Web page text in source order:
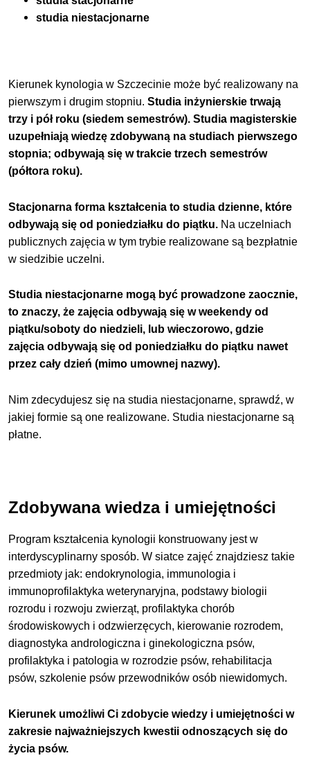
studia niestacjonarne
Kierunek kynologia w Szczecinie może być realizowany na
pierwszym i drugim stopniu.Studia inżynierskie trwają
trzy i pół roku (siedem semestrów). Studia magisterskie
uzupełniają wiedzę zdobywaną na studiach pierwszego
stopnia; odbywają się w trakcie trzech semestrów
(półtora roku).
Stacjonarna forma kształcenia to studia dzienne, które
odbywają się od poniedziałku do piątku. Na uczelniach
publicznych zajęcia w tym trybie realizowane są bezpłatnie
w siedzibie uczelni.
Studia niestacjonarne mogą być prowadzone zaocznie,
to znaczy, że zajęcia odbywają się w weekendy od
piątku/soboty do niedzieli, lub wieczorowo, gdzie
zajęcia odbywają się od poniedziałku do piątku nawet
przez cały dzień (mimo umownej nazwy).
Nim zdecydujesz się na studia niestacjonarne, sprawdź, w
jakiej formie są one realizowane. Studia niestacjonarne są
płatne.
Zdobywana wiedza i umiejętności
Program kształcenia kynologii konstruowany jest w
interdyscyplinarny sposób. W siatce zajęć znajdziesz takie
przedmioty jak: endokrynologia, immunologia i
immunoprofilaktyka weterynaryjna, podstawy biologii
rozrodu i rozwoju zwierząt, profilaktyka chorób
środowiskowych i odzwierzęcych, kierowanie rozrodem,
diagnostyka andrologiczna i ginekologiczna psów,
profilaktyka i patologia w rozrodzie psów, rehabilitacja
psów, szkolenie psów przewodników osób niewidomych.
Kierunek umożliwi Ci zdobycie wiedzy i umiejętności w
zakresie najważniejszych kwestii odnoszących się do
życia psów.